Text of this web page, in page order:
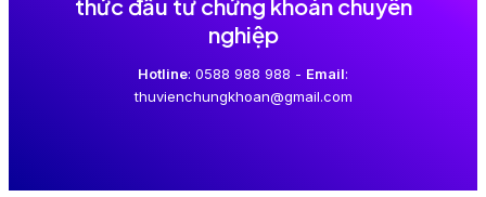
thức đầu tư chứng khoán chuyên
nghiệp
Hotline: 0588 988 988 - Email:
thuvienchungkhoan@gmail.com